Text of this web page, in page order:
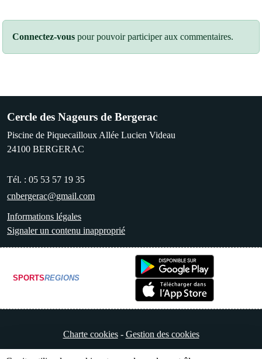
Connectez-vous pour pouvoir participer aux commentaires.
Cercle des Nageurs de Bergerac
Piscine de Piquecailloux Allée Lucien Videau
24100 BERGERAC
Tél. : 05 53 57 19 35
cnbergerac@gmail.com
Informations légales
Signaler un contenu inapproprié
SPORTSREGIONS
Charte cookies Gestion des cookies